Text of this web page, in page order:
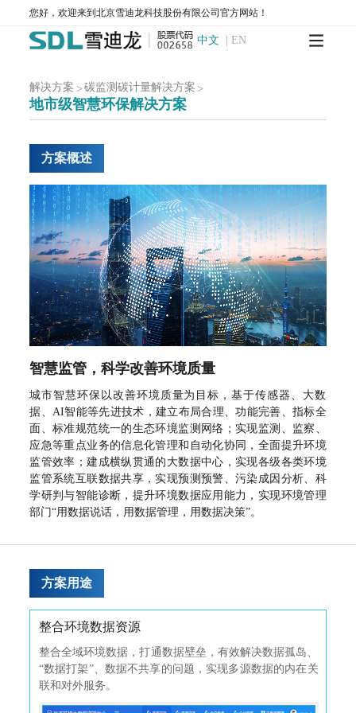
您好，欢迎来到北京雪迪龙科技股份有限公司官方网站！
中文 | EN
MODEL 3080GC-MS II-便携式气相色谱质谱联用仪
MODEL 3080PM-便携式β射线颗粒物监测仪
MODEL 3080-便携式红外气体分析仪
MODEL 3080FT-便携式傅里叶红外气体分析仪
MODEL 3080GC-NMHC-便携式气相色谱仪
MODEL 3080Hg-便携式烟气汞分析仪
手持式和便携式X射线荧光光谱仪
服务中心
运维服务
环境咨询服务
检测服务
售后服务
新闻中心
企业动态
行业动态
多媒体中心
投资者关系
公司公告
投资者保护
投资者问答
关于我们
企业简介
资质荣誉
联系我们
人才招聘
解决方案 > 碳监测碳计量解决方案 >
地市级智慧环保解决方案
方案概述
智慧监管，科学改善环境质量
城市智慧环保以改善环境质量为目标，基于传感器、大数
据、AI智能等先进技术，建立布局合理、功能完善、指标全
面、标准规范统一的生态环境监测网络；实现监测、监察、
应急等重点业务的信息化管理和自动化协同，全面提升环境
监管效率；建成横纵贯通的大数据中心，实现各级各类环境
监管系统互联数据共享，实现预测预警、污染成因分析、科
学研判与智能诊断，提升环境数据应用能力，实现环境管理
部门“用数据说话，用数据管理，用数据决策”。
方案用途
整合环境数据资源
整合全域环境数据，打通数据壁垒，有效解决数据孤岛、
“数据打架”、数据不共享的问题，实现多源数据的内在关
联和对外服务。